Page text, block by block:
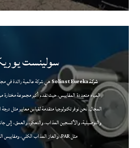
سولينست
شركة Solinst Eureka
هي شركة عالمية رائدة في
المياه متعددة المقاييس، حيث تقدم أكبر مجموعة
المجال. نحن نوفر تكنولوجيا متقدمة لقياس معايير مثل
والتوصيلية، والأكسجين المذاب، والتعكر، والعمق،
مثل PAR، والغاز المذاب الكلي، ومقاييس الفلور المختلفة.